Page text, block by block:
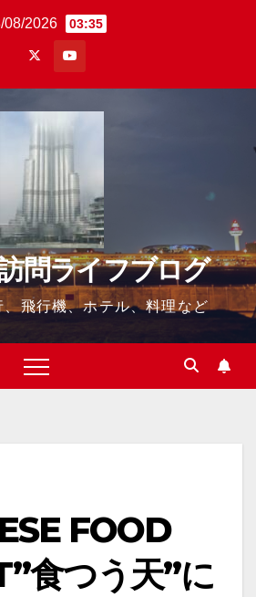
08/2026 03:35
問ライフブログ
飛行機、ホテル、料理など
FOOD
食つう天”に